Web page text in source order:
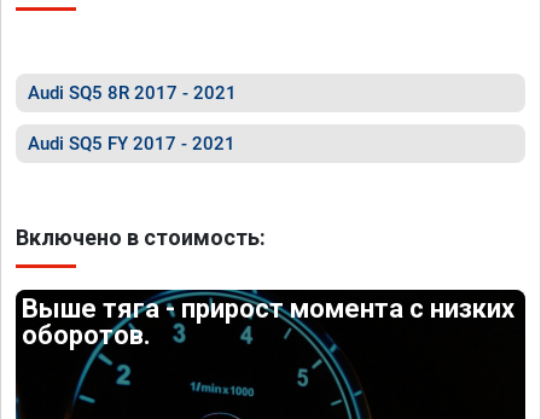
Audi SQ5 8R 2017 - 2021
Audi SQ5 FY 2017 - 2021
Включено в стоимость:
Выше тяга - прирост момента с низких
оборотов.